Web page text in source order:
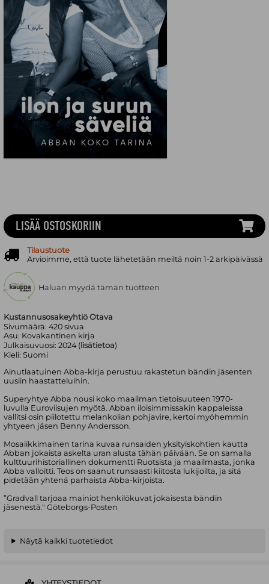
Kustannusosakeyhtiö Otava
Sivumäärä:420 sivua
Asu: Kovakantinen kirja
Julkaisuvuosi:2024 ( lisätietoa)
Kieli:Suomi
Ainutlaatuinen Abba-kirja perustuu rakastetun bändin jäsenten
uusiin haastatteluihin.
Superyhtye Abba nousi koko maailman tietoisuuteen 1970-
luvulla Euroviisujen myötä. Abban iloisimmissakin kappaleissa
vallitsi osin piilotettu melankolian pohjavire, kertoi myöhemmin
yhtyeen jäsen Benny Andersson.
Mosaiikkimainen tarina kuvaa runsaiden yksityiskohtien kautta
Abban jokaista askelta uran alusta tähän päivään. Se on samalla
kulttuurihistoriallinen dokumentti Ruotsista ja maailmasta, jonka
Abba valloitti. Teos on saanut runsaasti kiitosta lukijoilta, ja sitä
pidetään yhtenä parhaista Abba-kirjoista.
”Gradvall tarjoaa mainiot henkilökuvat jokaisesta bändin
jäsenestä." Göteborgs-Posten
LISÄÄ OSTOSKORIIN
Tilaustuote
Arvioimme, että tuote lähetetään meiltä noin 1-2 arkipäivässä
Haluan myydä tämän tuotteen
Näytä kaikki tuotetiedot